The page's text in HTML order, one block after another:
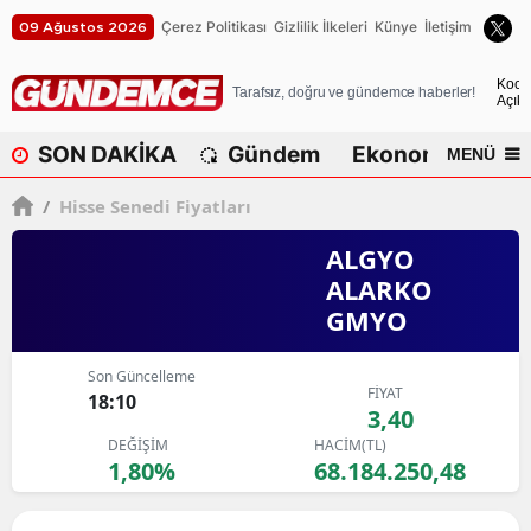
09 Ağustos 2026 Çerez Politikası Gizlilik İlkeleri Künye İletişim
Tarafsız, doğru ve gündemce haberler!
Açık
SON DAKİKA Gündem Ekonomi MENÜ
/ Hisse Senedi Fiyatları
ALGYO
ALARKO
GMYO
Son Güncelleme
18:10 FİYAT
3,40
DEĞİŞİM
1,80%
HACİM(TL)
68.184.250,48